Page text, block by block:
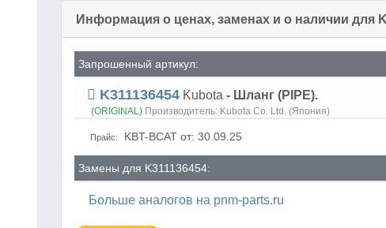
Информация о ценах, заменах и о наличии для
Запрошенный артикул:
K311136454 Kubota - Шланг (PIPE).
(ORIGINAL)Производитель: Kubota Co. Ltd. (Япония)
Прайс: KBT-BCAT от: 30.09.25
Замены для K311136454:
Больше аналогов на pnm-parts.ru